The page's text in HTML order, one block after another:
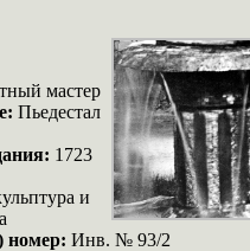
мастер
Пьедестал
1723
и
номер: Инв. № 93/2